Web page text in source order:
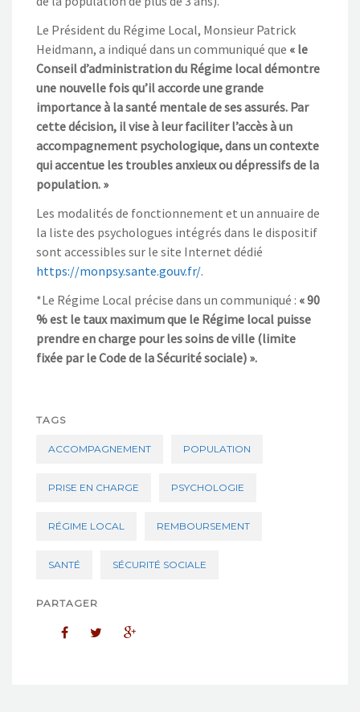
Le Président du Régime Local, Monsieur Patrick
Heidmann, a indiqué dans un communiqué que « le
Conseil d’administration du Régime local démontre
une nouvelle fois qu’il accorde une grande
importance à la santé mentale de ses assurés. Par
cette décision, il vise à leur faciliter l’accès à un
accompagnement psychologique, dans un contexte
qui accentue les troubles anxieux ou dépressifs de la
population. »
Les modalités de fonctionnement et un annuaire de
la liste des psychologues intégrés dans le dispositif
sont accessibles sur le site Internet dédié
https://monpsy.sante.gouv.fr/.
*Le Régime Local précise dans un communiqué : « 90
% est le taux maximum que le Régime local puisse
prendre en charge pour les soins de ville (limite
fixée par le Code de la Sécurité sociale) ».
TAGS
ACCOMPAGNEMENT POPULATION
PRISE EN CHARGE PSYCHOLOGIE
RÉGIME LOCAL REMBOURSEMENT
SANTÉ SÉCURITÉ SOCIALE
PARTAGER